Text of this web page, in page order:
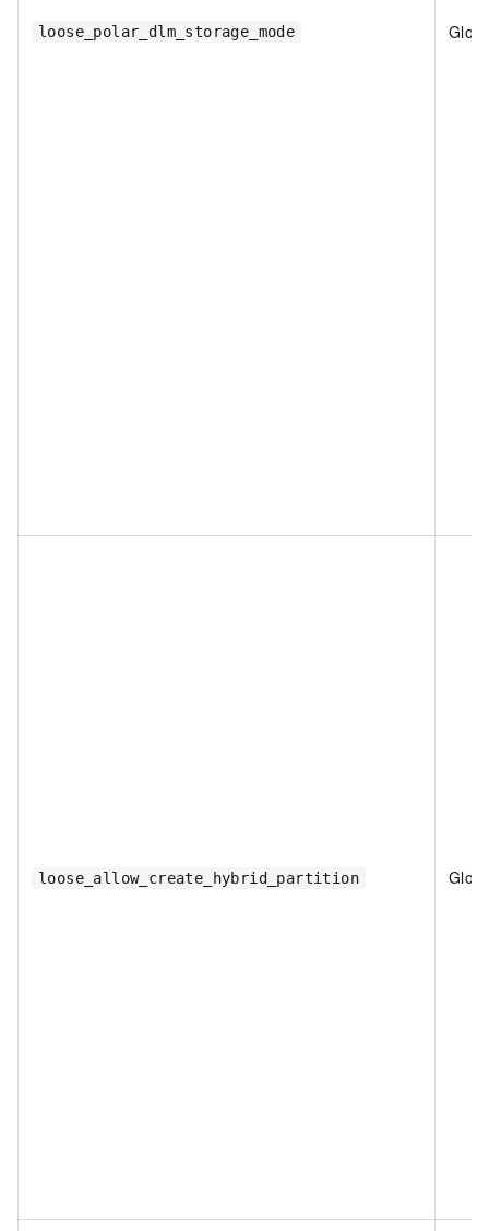
loose_polar_dlm_storage_mode
loose_allow_create_hybrid_partition